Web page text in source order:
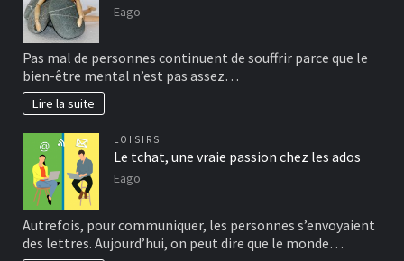
Eago
Pas mal de personnes continuent de souffrir parce que le
bien-être mental n’est pas assez…
Lire la suite
LOISIRS
Le tchat, une vraie passion chez les ados
Eago
Autrefois, pour communiquer, les personnes s’envoyaient
des lettres. Aujourd’hui, on peut dire que le monde…